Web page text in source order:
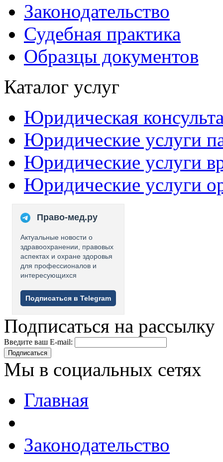
Законодательство
Судебная практика
Образцы документов
Каталог услуг
Юридическая
Юридические услуги
Юридические услуги
Юридические услуги
Право-мед.ру
Актуальные новости о
здравоохранении, правовых
аспектах и охране здоровья
для профессионалов и
интересующихся
Подписаться в Telegram
Подписаться на рассылку
Введите ваш E-mail:
Подписаться
Мы в социальных сетях
Главная
Законодательство